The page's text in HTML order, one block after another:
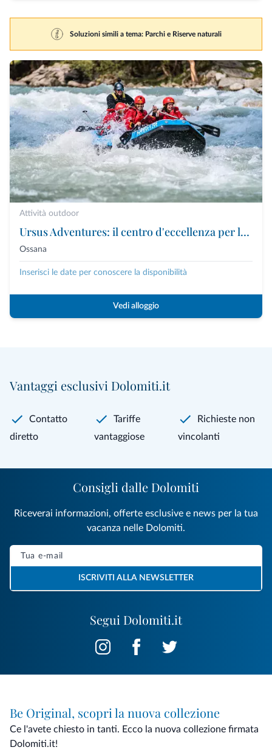
Soluzioni simili a tema: Parchi e Riserve naturali
Attività outdoor
Ursus Adventures: il centro d'eccellenza per le attività outdoor premium in Trentino
Ossana
Inserisci le date per conoscere la disponibilità
Vedi alloggio
Vantaggi esclusivi Dolomiti.it
Contatto
diretto
Tariffe
vantaggiose
Richieste non
vincolanti
Segui Dolomiti.it
Consigli dalle Dolomiti
Riceverai informazioni, offerte esclusive e news per la tua
vacanza nelle Dolomiti.
ISCRIVITI ALLA NEWSLETTER
Be Original, scopri la nuova collezione
Ce l'avete chiesto in tanti. Ecco la nuova collezione firmata
Dolomiti.it!